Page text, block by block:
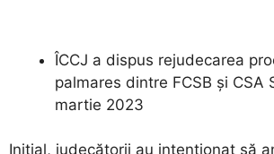
ÎCCJ a dispus rejudecarea
palmares dintre FCSB şi CSA
martie 2023
Inițial, judecătorii au intenționat să